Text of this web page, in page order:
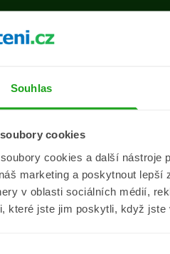
Souhlas
cookies
cookies a další nástroje
marketing a poskytnout
v oblasti sociálních médií,
které jste jim poskytli, když
Na
Pojišťovny
Pojišťovny